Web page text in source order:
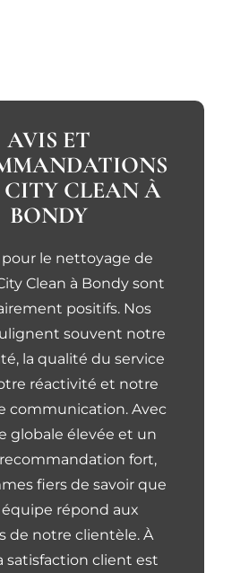
AVIS ET
CITY CLEAN À
BONDY
pour le nettoyage de
Clean à Bondy sont
positifs. Nos
souvent notre
la qualité du service
réactivité et notre
communication. Avec
globale élevée et un
fort,
fiers de savoir que
répond aux
de notre clientèle. À
satisfaction client est